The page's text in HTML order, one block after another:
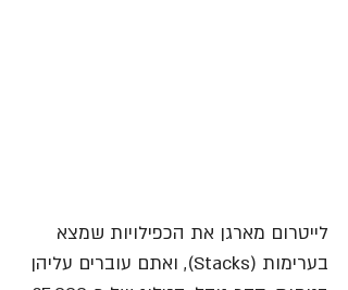
לייטרום מארגן את הכפילויות שמצא
בערימות (Stacks), ואתם עוברים עליהן